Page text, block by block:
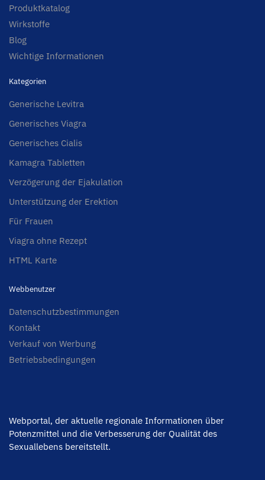
Produktkatalog
Wirkstoffe
Blog
Wichtige Informationen
Kategorien
Generische Levitra
Generisches Viagra
Generisches Cialis
Kamagra Tabletten
Verzögerung der Ejakulation
Unterstützung der Erektion
Für Frauen
Viagra ohne Rezept
HTML Karte
Webbenutzer
Datenschutzbestimmungen
Kontakt
Verkauf von Werbung
Betriebsbedingungen
Webportal, der aktuelle regionale Informationen über
Potenzmittel und die Verbesserung der Qualität des
Sexuallebens bereitstellt.